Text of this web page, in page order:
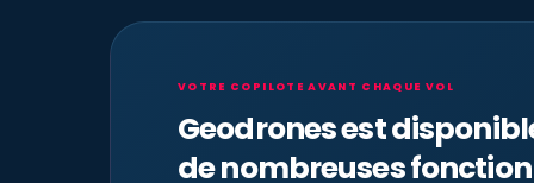
VOTRE COPILOTE AVANT CHAQUE VOL
Geodrones est
de nombreuses